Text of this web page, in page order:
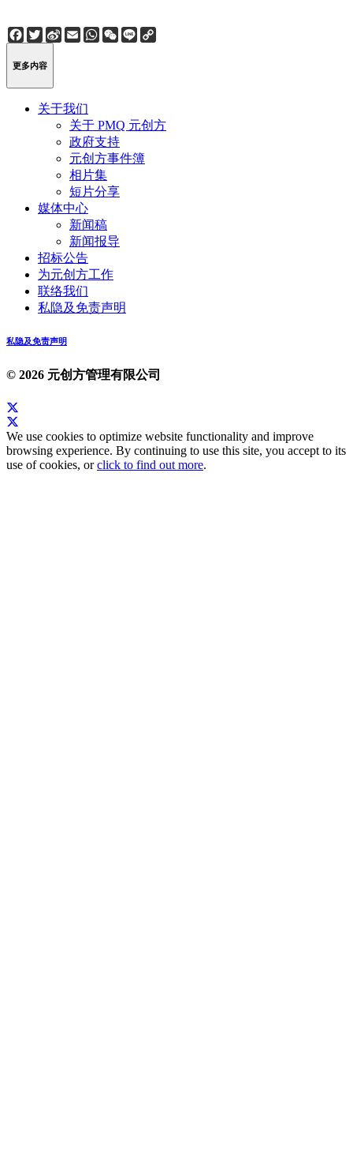
Facebook
Twitter
Sina
Weibo
EmailWhatsApp
WeChat
Line
更多内容
关于我们
关于 PMQ 元创方
政府支持
元创方事件簿
相片集
短片分享
媒体中心
新闻稿
新闻报导
招标公告
为元创方工作
联络我们
私隐及免责声明
私隐及免责声明
© 2026 元创方管理有限公司
We use cookies to optimize website functionality and improve
browsing experience. By continuing to use this site, you accept to its
use of cookies, orclick to find out more.